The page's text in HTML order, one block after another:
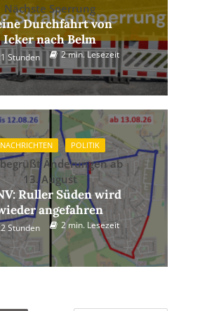
Nächste Sperrung
Durchfahrt von
Icker nach Belm
Stunden 2 min. Lesezeit
NACHRICHTEN POLITIK
begrüßt Änderungen ab
13. August
Ruller Süden wird
angefahren
Stunden 2 min. Lesezeit